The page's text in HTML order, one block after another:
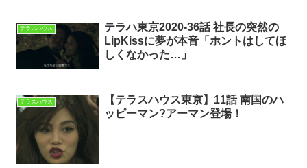
テラスハウス
テラハ東京2020-36話 社長の突然の
LipKissに夢が本音「ホントはしてほ
しくなかった…」
テラスハウス
【テラスハウス東京】11話 南国のハ
ッピーマン?アーマン登場！